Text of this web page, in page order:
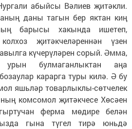
абыйсы Вәлиев җитәкли.
даны тагын бер яктан киң
барысы хакында ишетеп,
җитәкчеләреннән үзен
күчерүләрен сорый. Әмма,
булмаганлыктан аңа
карарга туры килә. Ә бу
яшьләр товарлыклы-сөтчелек
комсомол җитәкчесе Хөсәен
ферма мөдире белән
гына түгел тирә юньдә